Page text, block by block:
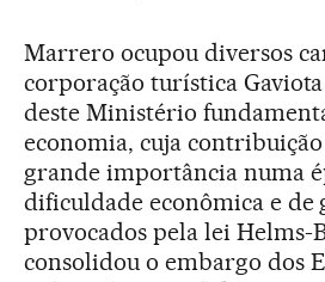
Marrero ocupou diversos
corporação turística
deste Ministério
economia, cuja
grande importância numa
dificuldade econômica e de
provocados pela lei Helms-
consolidou o embargo dos